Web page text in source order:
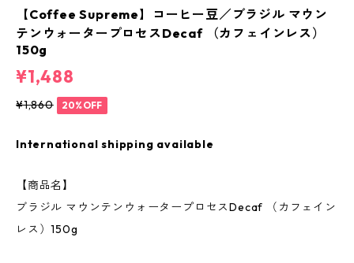
【Coffee Supreme】コーヒー豆／ブラジル マウン
テンウォータープロセスDecaf （カフェインレス）
150g
¥1,488
¥1,860 20%OFF
International shipping available
【商品名】
ブラジル マウンテンウォータープロセスDecaf （カフェイン
レス）150g